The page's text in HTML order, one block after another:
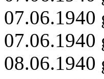
07.06.1940
07.06.1940
08.06.1940